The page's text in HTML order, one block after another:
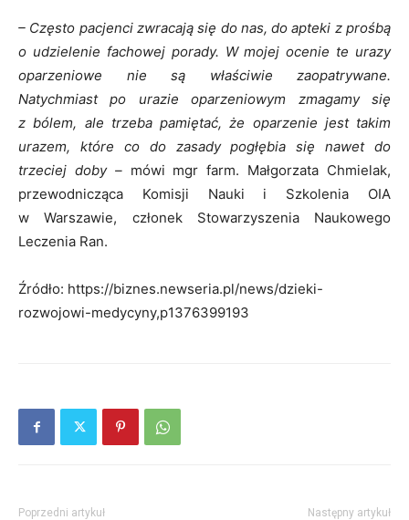
– Często pacjenci zwracają się do nas, do apteki z prośbą
o udzielenie fachowej porady. W mojej ocenie te urazy
oparzeniowe nie są właściwie zaopatrywane.
Natychmiast po urazie oparzeniowym zmagamy się
z bólem, ale trzeba pamiętać, że oparzenie jest takim
urazem, które co do zasady pogłębia się nawet do
trzeciej doby – mówi mgr farm. Małgorzata Chmielak,
przewodnicząca Komisji Nauki i Szkolenia OIA
w Warszawie, członek Stowarzyszenia Naukowego
Leczenia Ran.
Źródło: https://biznes.newseria.pl/news/dzieki-
rozwojowi-medycyny,p1376399193
Poprzedni artykuł Następny artykuł